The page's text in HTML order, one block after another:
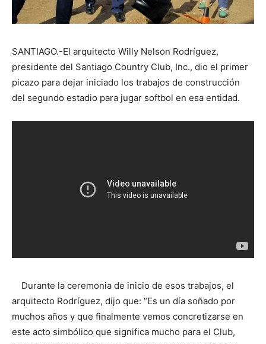
SANTIAGO.-El arquitecto Willy Nelson Rodríguez,
presidente del Santiago Country Club, Inc., dio el primer
picazo para dejar iniciado los trabajos de construcción
del segundo estadio para jugar softbol en esa entidad.
Durante la ceremonia de inicio de esos trabajos, el
arquitecto Rodríguez, dijo que: “Es un día soñado por
muchos años y que finalmente vemos concretizarse en
este acto simbólico que significa mucho para el Club,